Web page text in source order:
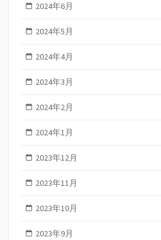
2024年6月
2024年5月
2024年4月
2024年3月
2024年2月
2024年1月
2023年12月
2023年11月
2023年10月
2023年9月